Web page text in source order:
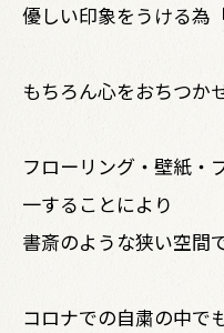
優しい印象をうける為
もちろん心をおちつか
フローリング・壁紙・
一することにより
書斎のような狭い空間
コロナでの自粛の中で